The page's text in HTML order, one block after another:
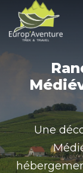
content
Une